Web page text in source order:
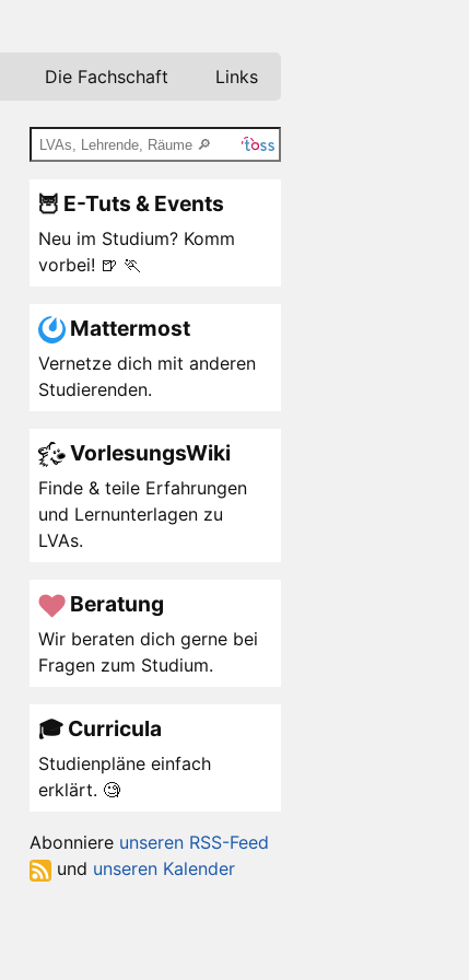
Die Fachschaft Links
🦉 E-Tuts & Events
Neu im Studium? Komm
vorbei! 🍺 🏃
Mattermost
Vernetze dich mit anderen
Studierenden.
VorlesungsWiki
Finde & teile Erfahrungen
und Lernunterlagen zu
LVAs.
Beratung
Wir beraten dich gerne bei
Fragen zum Studium.
🎓 Curricula
Studienpläne einfach
erklärt. 🧐
Abonniere unseren RSS-Feed
und unseren Kalender